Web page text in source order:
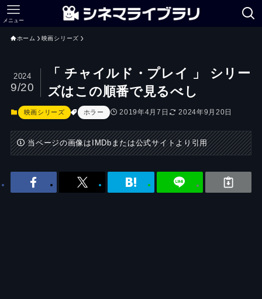
メニュー
ホーム 映画シリーズ
「 チャイルド・プレイ 」 シリー
ズはこの順番で見るべし
2024
9/20
映画シリーズ ホラー 2019年4月7日 2024年9月20日
当ページの画像はIMDbまたは公式サイトより引用